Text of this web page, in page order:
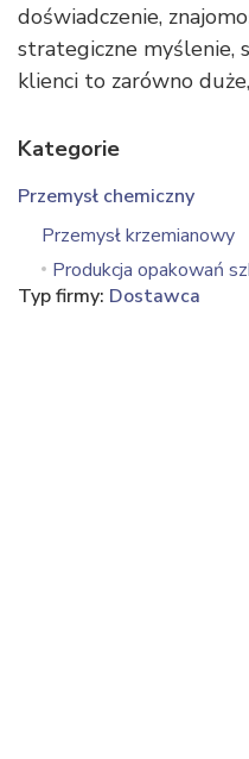
doświadczenie,
strategiczne myślenie,
klienci to zarówno
Kategorie
Przemysł chemiczny
Przemysł krzemianowy
Produkcja opakowań
Typ firmy: Dostawca